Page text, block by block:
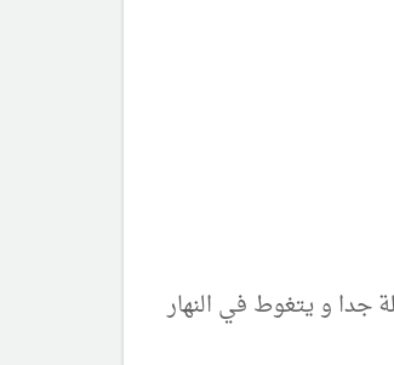
يتقبل الطعام و شهيته قليلة جدا و يتغوط في النهار